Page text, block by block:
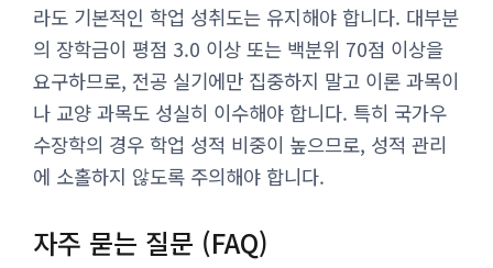
라도 기본적인 학업 성취도는 유지해야 합니다. 대부분
의 장학금이 평점 3.0 이상 또는 백분위 70점 이상을
요구하므로, 전공 실기에만 집중하지 말고 이론 과목이
나 교양 과목도 성실히 이수해야 합니다. 특히 국가우
수장학의 경우 학업 성적 비중이 높으므로, 성적 관리
에 소홀하지 않도록 주의해야 합니다.
자주 묻는 질문 (FAQ)